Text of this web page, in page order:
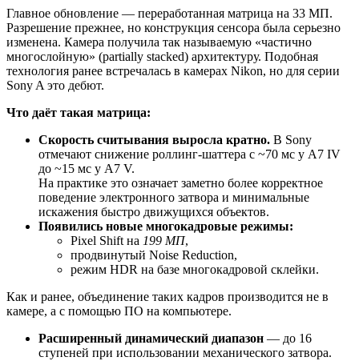
Главное обновление — переработанная матрица на 33 МП.
Разрешение прежнее, но конструкция сенсора была серьезно
изменена. Камера получила так называемую «частично
многослойную» (partially stacked) архитектуру. Подобная
технология ранее встречалась в камерах Nikon, но для серии
Sony A это дебют.
Что даёт такая матрица:
Скорость считывания выросла кратно. В Sony
отмечают снижение роллинг-шаттера с ~70 мс у A7 IV
до ~15 мс у A7 V.
На практике это означает заметно более корректное
поведение электронного затвора и минимальные
искажения быстро движущихся объектов.
Появились новые многокадровые режимы:
Pixel Shift на 199 МП,
продвинутый Noise Reduction,
режим HDR на базе многокадровой склейки.
Как и ранее, объединение таких кадров производится не в
камере, а с помощью ПО на компьютере.
Расширенный динамический диапазон — до 16
ступеней при использовании механического затвора.